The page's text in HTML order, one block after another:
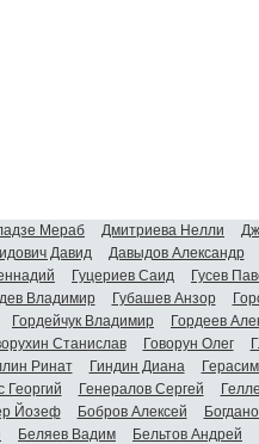
Мераб Дмитриева Нелли
Давид Давыдов Александр
Гуцериев Саид Гусев
Владимир Губашев Анзор
Гордейчук Владимир Гордеев
Станислав Говорун Олег
Ринат Гиндин Диана
Георгий Генералов Сергей
Йозеф Бобров Алексей
Беляев Вадим Бельтов Андрей